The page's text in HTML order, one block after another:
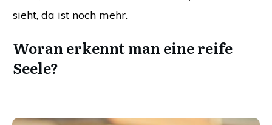
sieht, da ist noch mehr.
Woran erkennt man eine reife
Seele?